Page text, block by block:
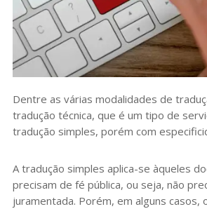
Dentre as várias modalidades de
tradução técnica, que é um tipo de
tradução simples, porém com
A tradução simples aplica-se àqueles
precisam de fé pública, ou seja, não
juramentada. Porém, em alguns casos,